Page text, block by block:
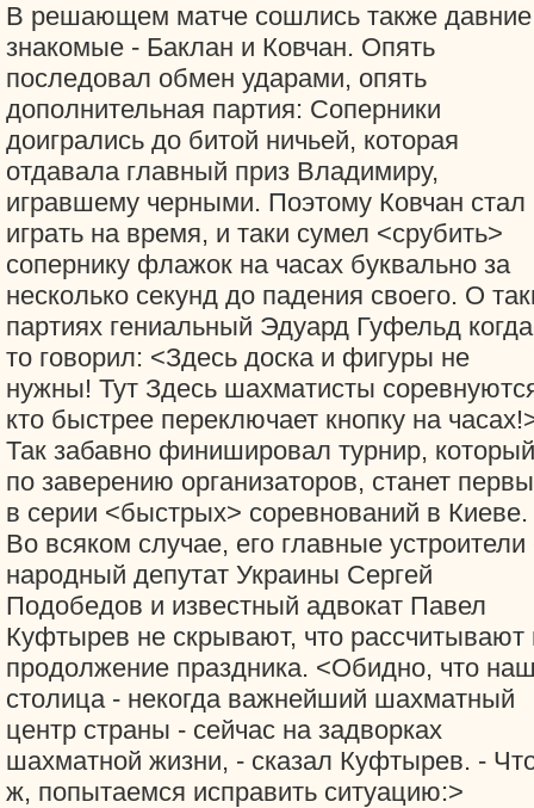
В решающем матче сошлись также давние
знакомые - Баклан и Ковчан. Опять
последовал обмен ударами, опять
дополнительная партия: Соперники
доигрались до битой ничьей, которая
отдавала главный приз Владимиру,
игравшему черными. Поэтому Ковчан стал
играть на время, и таки сумел <срубить>
сопернику флажок на часах буквально за
несколько секунд до падения своего. О
партиях гениальный Эдуард Гуфельд
то говорил: <Здесь доска и фигуры не
нужны! Тут Здесь шахматисты
кто быстрее переключает кнопку на
Так забавно финишировал турнир,
по заверению организаторов, станет
в серии <быстрых> соревнований в Киеве.
Во всяком случае, его главные устроители
народный депутат Украины Сергей
Подобедов и известный адвокат Павел
Куфтырев не скрывают, что рассчитывают
продолжение праздника. <Обидно, что
столица - некогда важнейший шахматный
центр страны - сейчас на задворках
шахматной жизни, - сказал Куфтырев. -
ж, попытаемся исправить ситуацию:>